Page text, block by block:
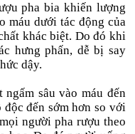
pha bia khiến lượng
máu dưới tác động của
khác biệt. Do đó khi
hưng phấn, dễ bị say
dậy.
sâu vào máu đến
đến sớm hơn so với
người pha rượu theo